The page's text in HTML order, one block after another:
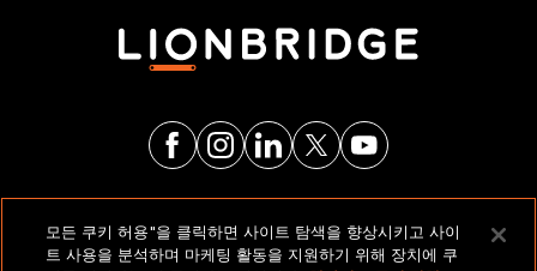
법적 고지 및 정책
모든 쿠키 허용"을 클릭하면 사이트 탐색을 향상시키고 사이
트 사용을 분석하며 마케팅 활동을 지원하기 위해 장치에 쿠